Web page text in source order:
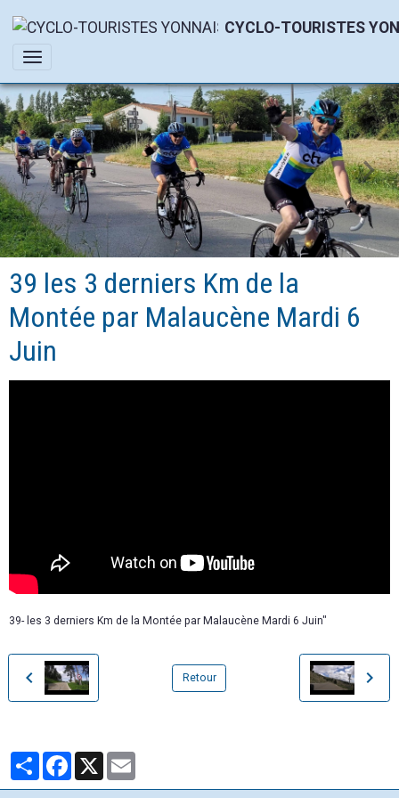
CYCLO-TOURISTES
39 les 3 derniers Km de la
Montée par Malaucène Mardi 6
Juin
39- les 3 derniers Km de la Montée par Malaucène Mardi 6 Juin"
Retour
PartagerFacebook
X